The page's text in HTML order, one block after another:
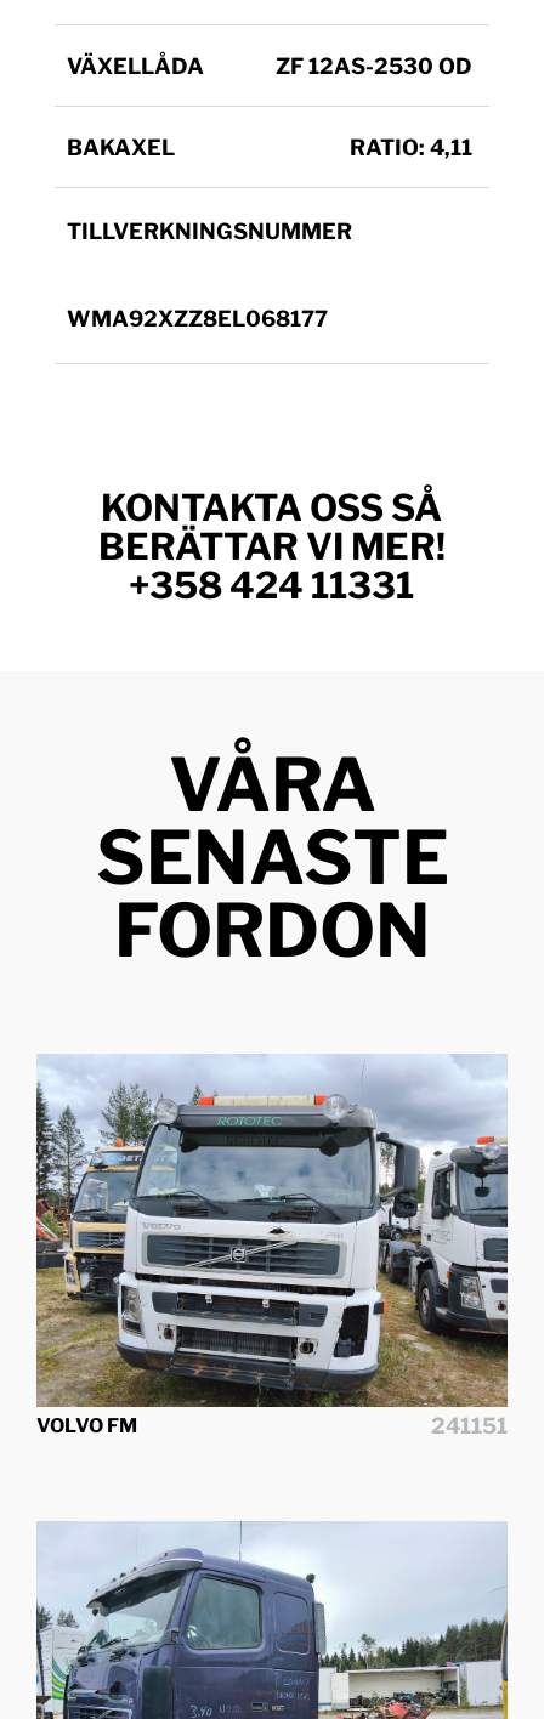
VÄXELLÅDA ZF 12AS-2530 OD
BAKAXEL RATIO: 4,11
TILLVERKNINGSNUMMER
WMA92XZZ8EL068177
KONTAKTA OSS SÅ
BERÄTTAR VI MER!
+358 424 11331
VÅRA
SENASTE
FORDON
VOLVO FM 241151